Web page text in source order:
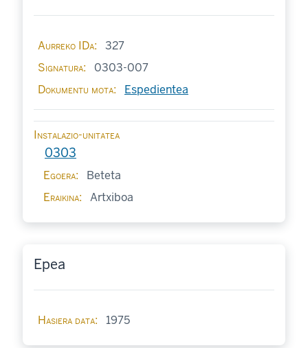
Aurreko IDa
327
Signatura
0303-007
Dokumentu mota
Espedientea
Instalazio-unitatea
0303
Egoera
Beteta
Eraikina
Artxiboa
Epea
Hasiera data 1975